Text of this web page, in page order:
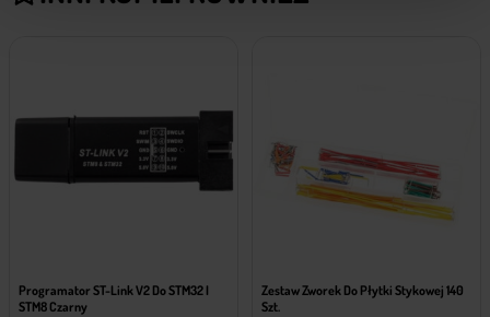
Programator ST-Link V2 Do STM32 I
STM8 Czarny
Zestaw Zworek Do Płytki Stykowej 140
Szt.